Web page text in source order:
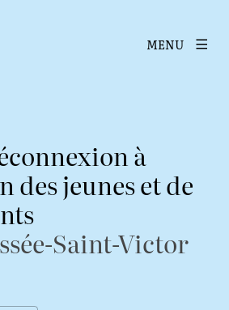
MENU
à
des jeunes et de
Saint-Victor